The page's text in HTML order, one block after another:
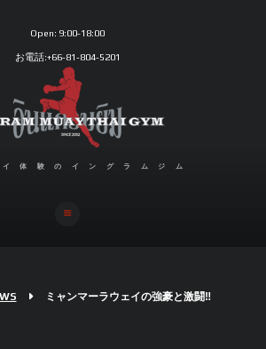
Open: 9:00-18:00
お電話:+66-81-804-5201
体験のイングラムジム
ミャンマーラウェイの強豪と激闘‼︎